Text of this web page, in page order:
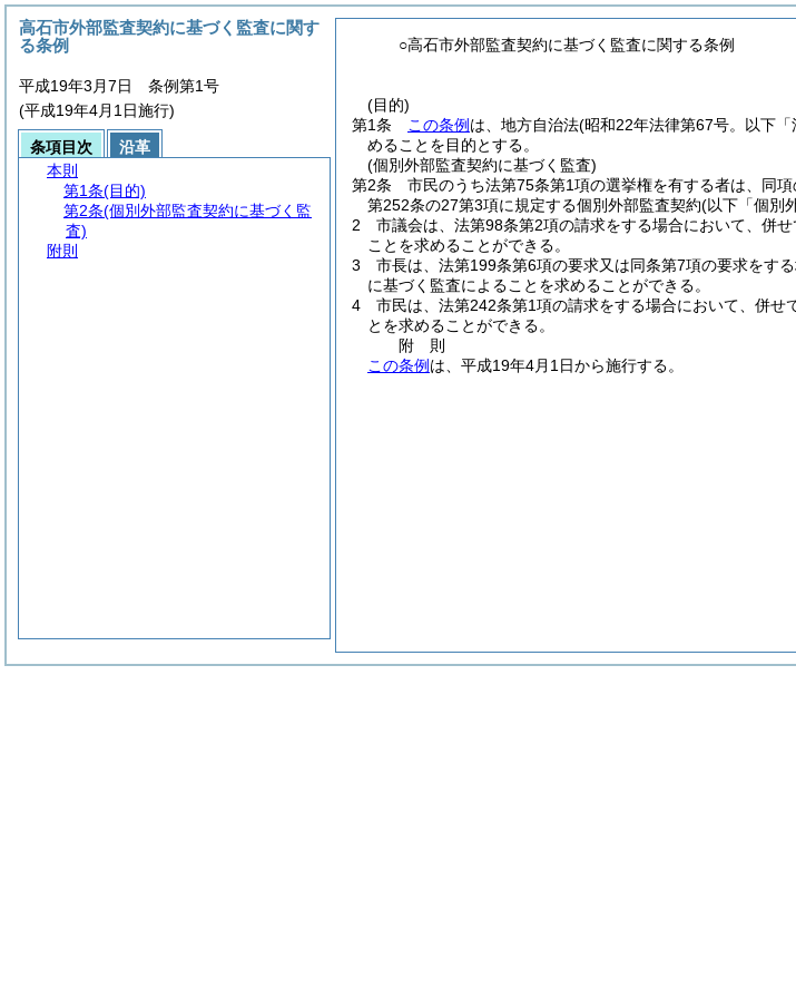
○高石市外部監査契約に基づく監査に関する条例
(目的)
第1条
この条例 は、地方自治法(昭和22年法律第67号。以下「
めることを目的とする。
(個別外部監査契約に基づく監査)
第2条
市民のうち法第75条第1項の選挙権を有する者は、同
第252条の27第3項に規定する個別外部監査契約(以下「個別
2
市議会は、法第98条第2項の請求をする場合において、併
ことを求めることができる。
3
市長は、法第199条第6項の要求又は同条第7項の要求をす
に基づく監査によることを求めることができる。
4
市民は、法第242条第1項の請求をする場合において、併
とを求めることができる。
附 則
この条例 は、平成19年4月1日から施行する。
高石市外部監査契約に基づく監査に関す
る条例
平成19年3月7日 条例第1号
(平成19年4月1日施行)
条項目次
沿革
本則
第1条(目的)
第2条(個別外部監査契約に基づく監
査)
附則